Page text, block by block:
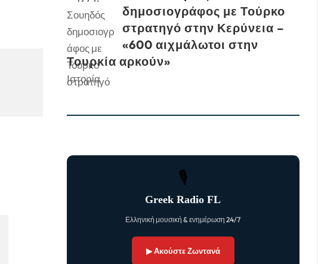
δημοσιογράφος με Τούρκο
στρατηγό στην Κερύνεια –
«600 αιχμάλωτοι στην
Τουρκία αρκούν»
Ιστορία
🎙
Greek Radio FL
Ελληνική μουσική & ενημέρωση 24/7
▶ Ακούστε Ζωντανά